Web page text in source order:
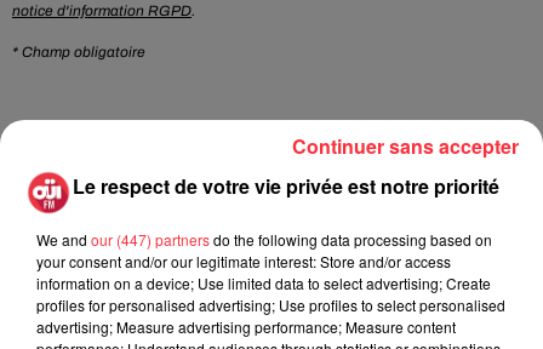
notice d'information RGPD.
* Champ obligatoire
Rock News
La version réécrite de « Beautiful Day »
interprétée lors des...
Le respect de votre vie privée est notre priorité
We and our (447) partnersdo the following data processing based on
your consent and/or our legitimate interest: Store and/or access
information on a device; Use limited data to select advertising; Create
profiles for personalised advertising; Use profiles to select personalised
advertising; Measure advertising performance; Measure content
Continuer sans accepter